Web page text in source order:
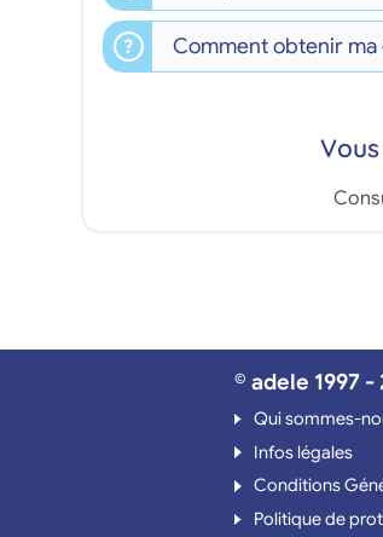
Comment obtenir ma
© adele 1997 -
Qui sommes-
Infos légales
Conditions
Politique de